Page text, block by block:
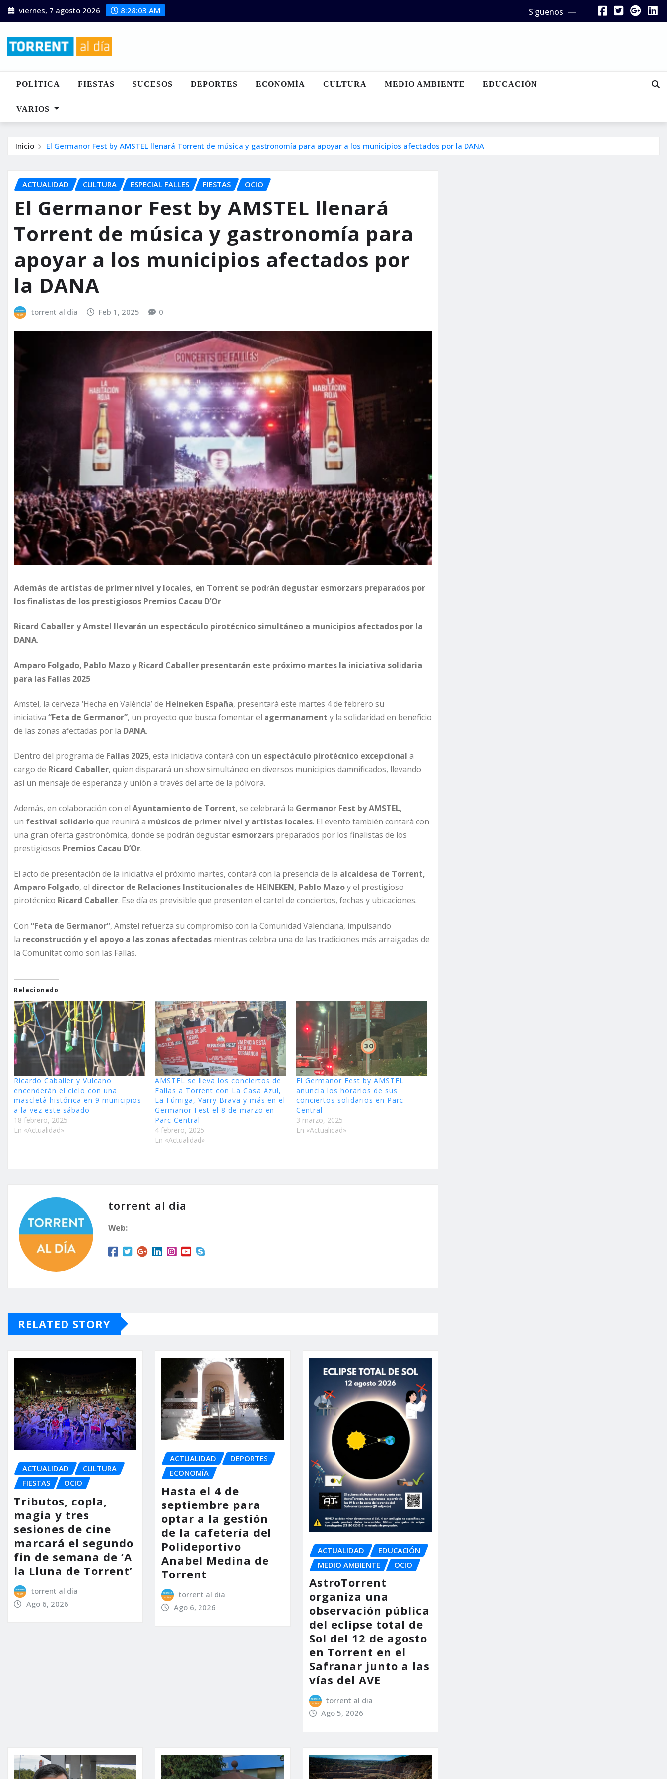
Saltar
al
viernes, 7 agosto 2026 8:28:04 AM Síguenos
POLÍTICA FIESTAS SUCESOS DEPORTES ECONOMÍA CULTURA MEDIO AMBIENTE EDUCACIÓN
VARIOS
Inicio El Germanor Fest by AMSTEL llenará Torrent de música y gastronomía para apoyar a los municipios afectados por la DANA
ACTUALIDAD CULTURA ESPECIAL FALLES FIESTAS OCIO
El Germanor Fest by AMSTEL llenará
Torrent de música y gastronomía para
apoyar a los municipios afectados por
la DANA
torrent al dia Feb 1, 2025 0
Además de artistas de primer nivel y locales, en Torrent se podrán degustar esmorzars preparados por
los finalistas de los prestigiosos Premios Cacau D’Or
Ricard Caballer y Amstel llevarán un espectáculo pirotécnico simultáneo a municipios afectados por la
DANA.
Amparo Folgado, Pablo Mazo y Ricard Caballer presentarán este próximo martes la iniciativa solidaria
para las Fallas 2025
Amstel, la cerveza ‘Hecha en València’ de Heineken España, presentará este martes 4 de febrero su
iniciativa “Feta de Germanor”, un proyecto que busca fomentar el agermanament y la solidaridad en beneficio
de las zonas afectadas por la DANA.
Dentro del programa de Fallas 2025, esta iniciativa contará con un espectáculo pirotécnico excepcional a
cargo de Ricard Caballer, quien disparará un show simultáneo en diversos municipios damnificados, llevando
así un mensaje de esperanza y unión a través del arte de la pólvora.
Además, en colaboración con el Ayuntamiento de Torrent, se celebrará la Germanor Fest by AMSTEL,
un festival solidarioque reunirá a músicos de primer nivel y artistas locales. El evento también contará con
una gran oferta gastronómica, donde se podrán degustar esmorzars preparados por los finalistas de los
prestigiosos Premios Cacau D’Or.
El acto de presentación de la iniciativa el próximo martes, contará con la presencia de la alcaldesa de Torrent,
Amparo Folgado, el director de Relaciones Institucionales de HEINEKEN, Pablo Mazoy el prestigioso
pirotécnico Ricard Caballer. Ese día es previsible que presenten el cartel de conciertos, fechas y ubicaciones.
Con “Feta de Germanor”, Amstel refuerza su compromiso con la Comunidad Valenciana, impulsando
la reconstrucción y el apoyo a las zonas afectadas mientras celebra una de las tradiciones más arraigadas de
la Comunitat como son las Fallas.
Relacionado
Ricardo Caballer y Vulcano
encenderán el cielo con una
mascletà histórica en 9 municipios
a la vez este sábado
18 febrero, 2025
En «Actualidad»
AMSTEL se lleva los conciertos de
Fallas a Torrent con La Casa Azul,
La Fúmiga, Varry Brava y más en el
Germanor Fest el 8 de marzo en
Parc Central
4 febrero, 2025
En «Actualidad»
El Germanor Fest by AMSTEL
anuncia los horarios de sus
conciertos solidarios en Parc
Central
3 marzo, 2025
En «Actualidad»
torrent al dia
Web:
RELATED STORY
ACTUALIDAD
CULTURA
FIESTAS
OCIO
Tributos, copla,
magia y tres
sesiones de cine
marcará el segundo
fin de semana de ‘A
la Lluna de Torrent’
torrent al dia
Ago 6, 2026
ACTUALIDAD
DEPORTES
ECONOMÍA
Hasta el 4 de
septiembre para
optar a la gestión
de la cafetería del
Polideportivo
Anabel Medina de
Torrent
torrent al dia
Ago 6, 2026
ACTUALIDAD
EDUCACIÓN
MEDIO AMBIENTE
OCIO
AstroTorrent
organiza una
observación pública
del eclipse total de
Sol del 12 de agosto
en Torrent en el
Safranar junto a las
vías del AVE
torrent al dia
Ago 5, 2026